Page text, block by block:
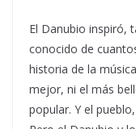
El Danubio inspiró,
conocido de
historia de la
mejor, ni el más
popular. Y el